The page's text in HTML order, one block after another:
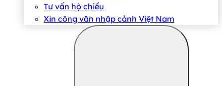
Tư vấn hộ chiếu
Xin công văn nhập cảnh Việt Nam